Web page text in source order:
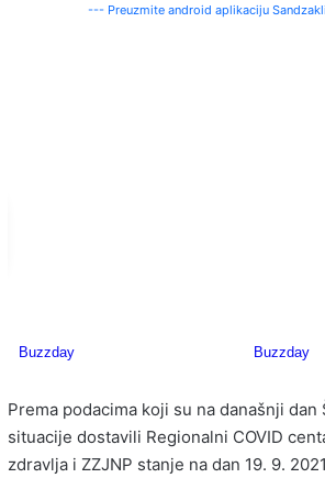
--- Preuzmite android aplikaciju
Prema podacima koji su na današnji dan
situacije dostavili Regionalni COVID
zdravlja i ZZJNP stanje na dan ‪19. 9.